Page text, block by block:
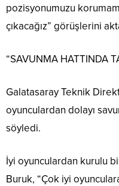
pozisyonumuzu
çıkacağız” görüşlerini
“SAVUNMA HATTINDA
Galatasaray Teknik
oyunculardan dolayı
söyledi.
İyi oyunculardan kurulu
Buruk, “Çok iyi